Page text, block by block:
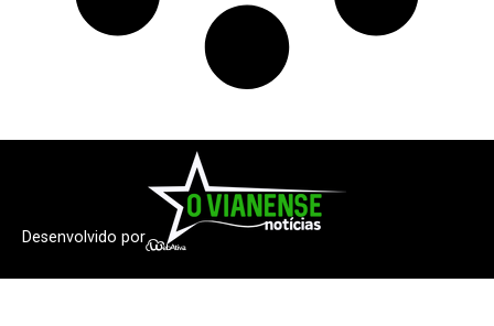
Desenvolvido por